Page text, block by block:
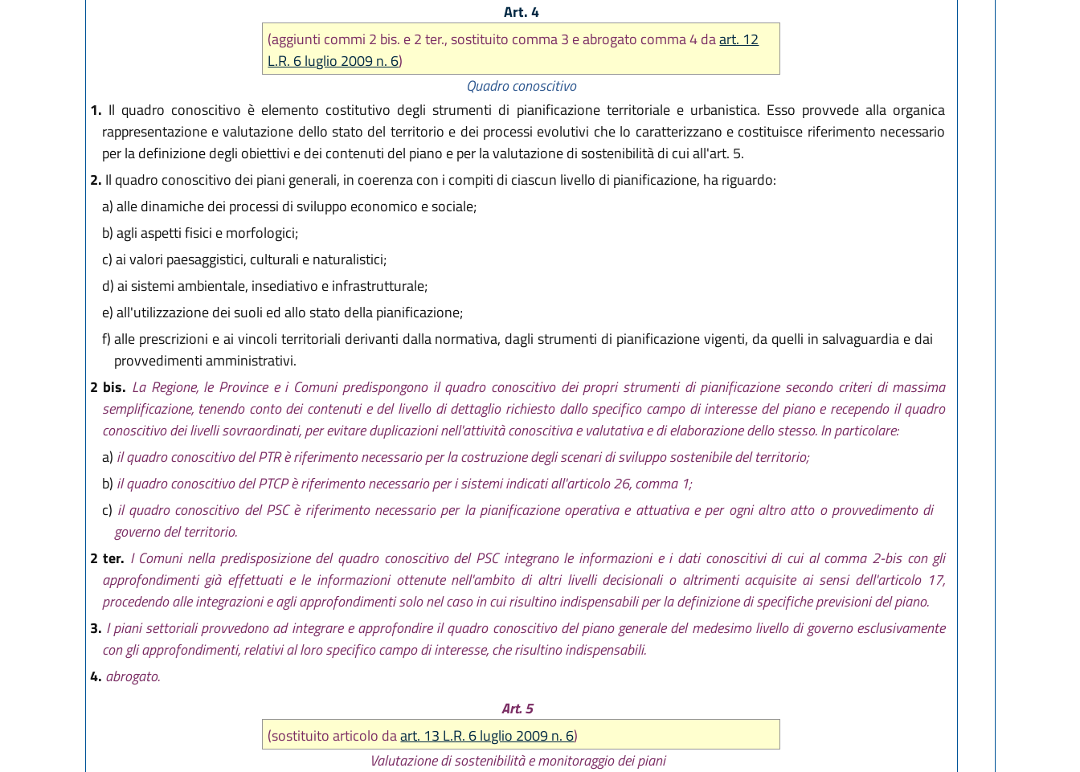
Art. 4
(aggiunti commi 2 bis. e 2 ter., sostituito comma 3 e abrogato comma 4 daart. 12
L.R. 6 luglio 2009 n. 6)
Quadro conoscitivo
1. Il quadro conoscitivo è elemento costitutivo degli strumenti di pianificazione territoriale e urbanistica. Esso provvede alla organica
rappresentazione e valutazione dello stato del territorio e dei processi evolutivi che lo caratterizzano e costituisce riferimento necessario
per la definizione degli obiettivi e dei contenuti del piano e per la valutazione di sostenibilità di cui all'art. 5.
2. Il quadro conoscitivo dei piani generali, in coerenza con i compiti di ciascun livello di pianificazione, ha riguardo:
a)alle dinamiche dei processi di sviluppo economico e sociale;
b)agli aspetti fisici e morfologici;
c)ai valori paesaggistici, culturali e naturalistici;
d)ai sistemi ambientale, insediativo e infrastrutturale;
e)all'utilizzazione dei suoli ed allo stato della pianificazione;
f)alle prescrizioni e ai vincoli territoriali derivanti dalla normativa, dagli strumenti di pianificazione vigenti, da quelli in salvaguardia e dai
provvedimenti amministrativi.
2 bis. La Regione, le Province e i Comuni predispongono il quadro conoscitivo dei propri strumenti di pianificazione secondo criteri di massima
semplificazione, tenendo conto dei contenuti e del livello di dettaglio richiesto dallo specifico campo di interesse del piano e recependo il quadro
conoscitivo dei livelli sovraordinati, per evitare duplicazioni nell'attività conoscitiva e valutativa e di elaborazione dello stesso. In particolare:
a) il quadro conoscitivo del PTR è riferimento necessario per la costruzione degli scenari di sviluppo sostenibile del territorio;
b) il quadro conoscitivo del PTCP è riferimento necessario per i sistemi indicati all'articolo 26, comma 1;
c) il quadro conoscitivo del PSC è riferimento necessario per la pianificazione operativa e attuativa e per ogni altro atto o provvedimento di
governo del territorio.
2 ter. I Comuni nella predisposizione del quadro conoscitivo del PSC integrano le informazioni e i dati conoscitivi di cui al comma 2-bis con gli
approfondimenti già effettuati e le informazioni ottenute nell'ambito di altri livelli decisionali o altrimenti acquisite ai sensi dell'articolo 17,
procedendo alle integrazioni e agli approfondimenti solo nel caso in cui risultino indispensabili per la definizione di specifiche previsioni del piano.
3. I piani settoriali provvedono ad integrare e approfondire il quadro conoscitivo del piano generale del medesimo livello di governo esclusivamente
con gli approfondimenti, relativi al loro specifico campo di interesse, che risultino indispensabili.
4. abrogato.
Art. 5
(sostituito articolo daart. 13 L.R. 6 luglio 2009 n. 6)
Valutazione di sostenibilità e monitoraggio dei piani